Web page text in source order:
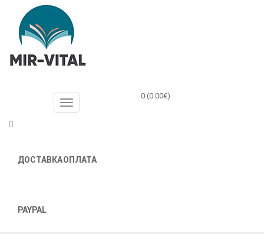
ДОСТАВКАОПЛАТА
PAYPAL
0 (0.00€)